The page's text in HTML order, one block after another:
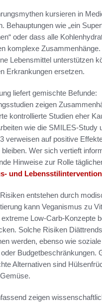
kursieren in
Behauptungen wie „ein
oder dass alle
komplexe
Lebensmittel unterstützen
Erkrankungen ersetzen.
liefert gemischte Befunde:
zeigen
kontrollierte Studien eher
wie die SMILES-Study
verweisen auf positive
Wer sich vertieft
Hinweise zur Rolle
und
entstehen durch
kann Veganismus zu
Low‑Carb‑Konzepte
Solche Risiken
werden, ebenso wie
Budgetbeschränkungen.
Alternativen sind
zeigen